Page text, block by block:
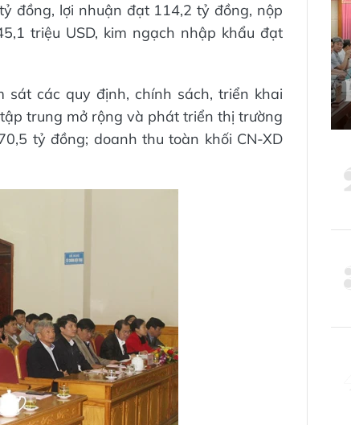
đồng, lợi nhuận đạt 114,2 tỷ đồng, nộp
triệu USD, kim ngạch nhập khẩu đạt
các quy định, chính sách, triển khai
trung mở rộng và phát triển thị trường
tỷ đồng; doanh thu toàn khối CN-XD